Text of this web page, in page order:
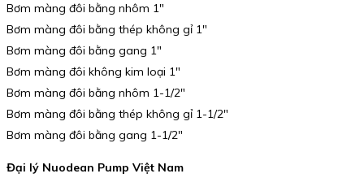
Bơm màng đôi bằng nhôm 1″
Bơm màng đôi bằng thép không gỉ 1″
Bơm màng đôi bằng gang 1″
Bơm màng đôi không kim loại 1″
Bơm màng đôi bằng nhôm 1-1/2″
Bơm màng đôi bằng thép không gỉ 1-1/2″
Bơm màng đôi bằng gang 1-1/2″
Đại lý Nuodean Pump Việt Nam